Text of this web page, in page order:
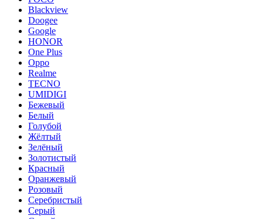
Blackview
Doogee
Google
HONOR
One Plus
Oppo
Realme
TECNO
UMIDIGI
Бежевый
Белый
Голубой
Жёлтый
Зелёный
Золотистый
Красный
Оранжевый
Розовый
Серебристый
Серый